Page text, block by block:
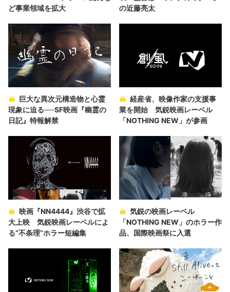
ど事業領域を拡大
の近藤亮太
巨大な異次元構造物と心霊
現象に迫る──SF映画『幽霊の
日記』特報解禁
経産省、映像作家の支援事
業を開始 気鋭映画レーベル
「NOTHING NEW」が参画
映画『NN4444』渋谷で拡
大上映 気鋭映画レーベルによ
る“不条理”ホラー短編集
気鋭の映画レーベル
「NOTHING NEW」のホラー作
品、国際映画祭に入選